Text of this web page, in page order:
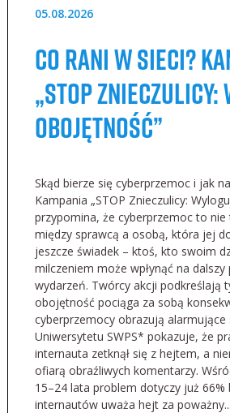
05.08.2026
Co rani w sieci?
„STOP
Obojętność”
Skąd bierze się cyberprzemoc i jak
Kampania „STOP Znieczulicy:
przypomina, że cyberprzemoc to nie
między sprawcą a osobą, która jej
jeszcze świadek – ktoś, kto swoim
milczeniem może wpłynąć na dalszy
wydarzeń. Twórcy akcji podkreślają
obojętność pociąga za sobą
cyberprzemocy obrazują alarmujące
Uniwersytetu SWPS* pokazuje, że
internauta zetknął się z hejtem, a
ofiarą obraźliwych komentarzy.
15–24 lata problem dotyczy już 66%
internautów uważa hejt za poważny...